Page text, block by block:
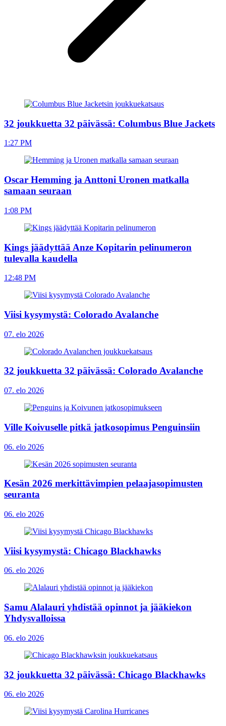
32 joukkuetta 32 päivässä: Columbus Blue Jackets
1:27 PM
Oscar Hemming ja Anttoni Uronen matkalla
samaan seuraan
1:08 PM
Kings jäädyttää Anze Kopitarin pelinumeron
tulevalla kaudella
12:48 PM
Viisi kysymystä: Colorado Avalanche
07. elo 2026
32 joukkuetta 32 päivässä: Colorado Avalanche
07. elo 2026
Ville Koivuselle pitkä jatkosopimus Penguinsiin
06. elo 2026
Kesän 2026 merkittävimpien pelaajasopimusten
seuranta
06. elo 2026
Viisi kysymystä: Chicago Blackhawks
06. elo 2026
Samu Alalauri yhdistää opinnot ja jääkiekon
Yhdysvalloissa
06. elo 2026
32 joukkuetta 32 päivässä: Chicago Blackhawks
06. elo 2026